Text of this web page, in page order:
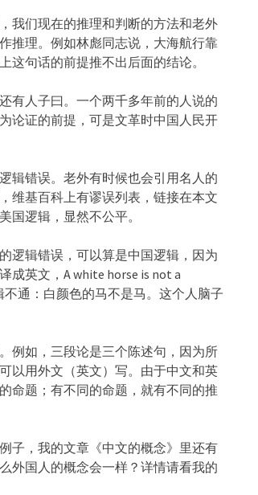
我们现在的推理和判断的方法和老外
推理。例如林彪同志说，大海航行靠
句话的前提推不出后面的结论。
有人子曰。一个两千多年前的人说的
论证的前提，可是文革时中国人民开
辑错误。老外有时候也会引用名人的
维基百科上有谬误列表，链接在本文
国逻辑，显然不公平。
逻辑错误，可以算是中国逻辑，因为
成英文，A white horse is not a
通：白颜色的马不是马。这个人脑子
例如，三段论是三个陈述句，因为所
以用外文（英文）写。由于中文和英
命题；有不同的命题，就有不同的推
子，我的文章《中文的概念》里还有
外国人的概念会一样？详情请看我的